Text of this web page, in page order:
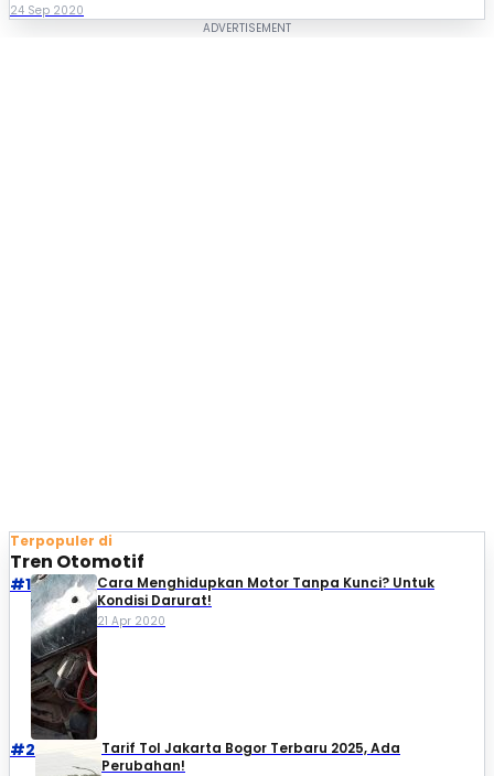
24 Sep 2020
Terpopuler di
Tren Otomotif
#1
Cara Menghidupkan Motor Tanpa Kunci? Untuk
Kondisi Darurat!
21 Apr 2020
#2
Tarif Tol Jakarta Bogor Terbaru 2025, Ada
Perubahan!